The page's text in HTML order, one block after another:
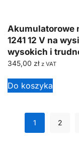
Akumulatorowe
1241 12 V na
wysokich i
345,00 zł z VAT
Do koszyka
1 2